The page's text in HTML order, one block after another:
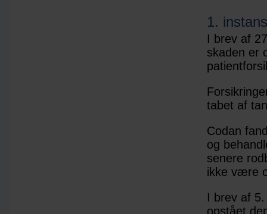
1.
I brev af
skaden er
tabet af
Codan
og
senere
ikke være
I brev af
opstået